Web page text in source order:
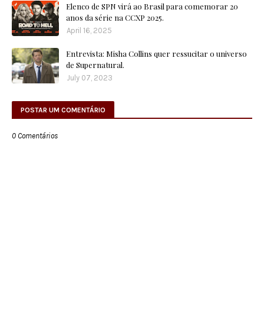
Elenco de SPN virá ao Brasil para comemorar 20
anos da série na CCXP 2025.
April 16, 2025
Entrevista: Misha Collins quer ressucitar o universo
de Supernatural.
July 07, 2023
POSTAR UM COMENTÁRIO
0 Comentários